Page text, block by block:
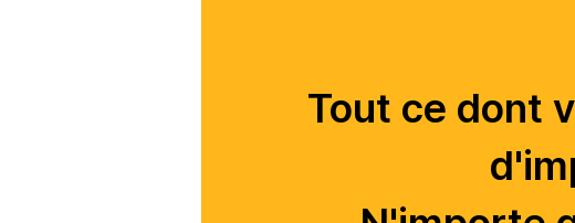
Tout ce dont